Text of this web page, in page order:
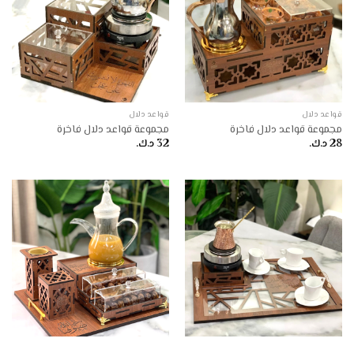
قواعد دلال
مجموعة قواعد دلال فاخرة
28د.ك.
قواعد دلال
مجموعة قواعد دلال فاخرة
32د.ك.